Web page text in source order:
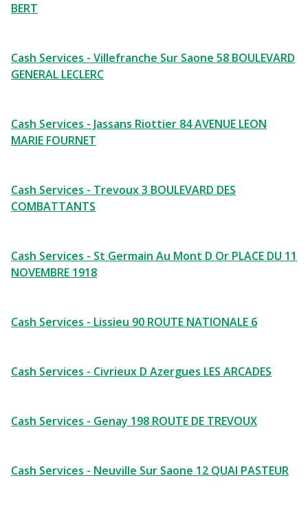
BERT
Cash Services - Villefranche Sur Saone 58 BOULEVARD
GENERAL LECLERC
Cash Services - Jassans Riottier 84 AVENUE LEON
MARIE FOURNET
Cash Services - Trevoux 3 BOULEVARD DES
COMBATTANTS
Cash Services - St Germain Au Mont D Or PLACE DU 11
NOVEMBRE 1918
Cash Services - Lissieu 90 ROUTE NATIONALE 6
Cash Services - Civrieux D Azergues LES ARCADES
Cash Services - Genay 198 ROUTE DE TREVOUX
Cash Services - Neuville Sur Saone 12 QUAI PASTEUR